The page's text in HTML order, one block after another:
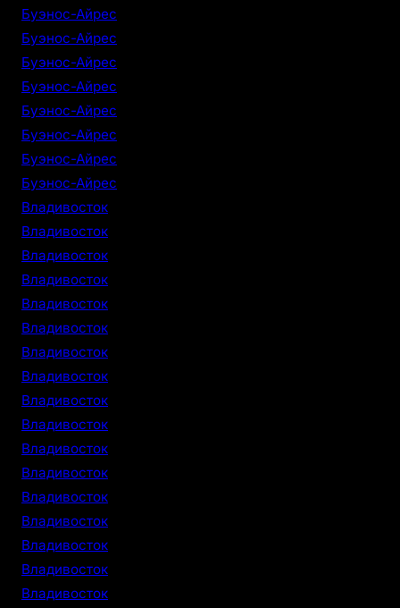
Буэнос-Айрес
Буэнос-Айрес
Буэнос-Айрес
Буэнос-Айрес
Буэнос-Айрес
Буэнос-Айрес
Буэнос-Айрес
Буэнос-Айрес
Владивосток
Владивосток
Владивосток
Владивосток
Владивосток
Владивосток
Владивосток
Владивосток
Владивосток
Владивосток
Владивосток
Владивосток
Владивосток
Владивосток
Владивосток
Владивосток
Владивосток